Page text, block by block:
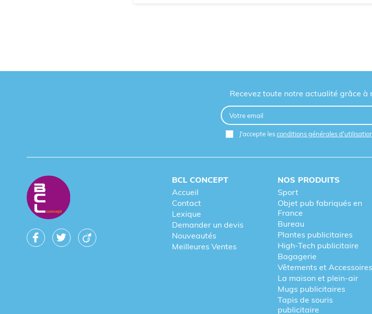
Recevez toute notre actualité grâce à
J'accepte lesconditions générales
BCL CONCEPT
Accueil
Contact
Lexique
Demander un devis
Nouveautés
Meilleures Ventes
NOS PRODUITS
Sport
Objet pub fabriqués en
France
Bureau
Plantes publicitaires
High-Tech publicitaire
Bagagerie
Vêtements et Accessoires
La maison et plein-air
Mugs publicitaires
Tapis de souris
publicitaire